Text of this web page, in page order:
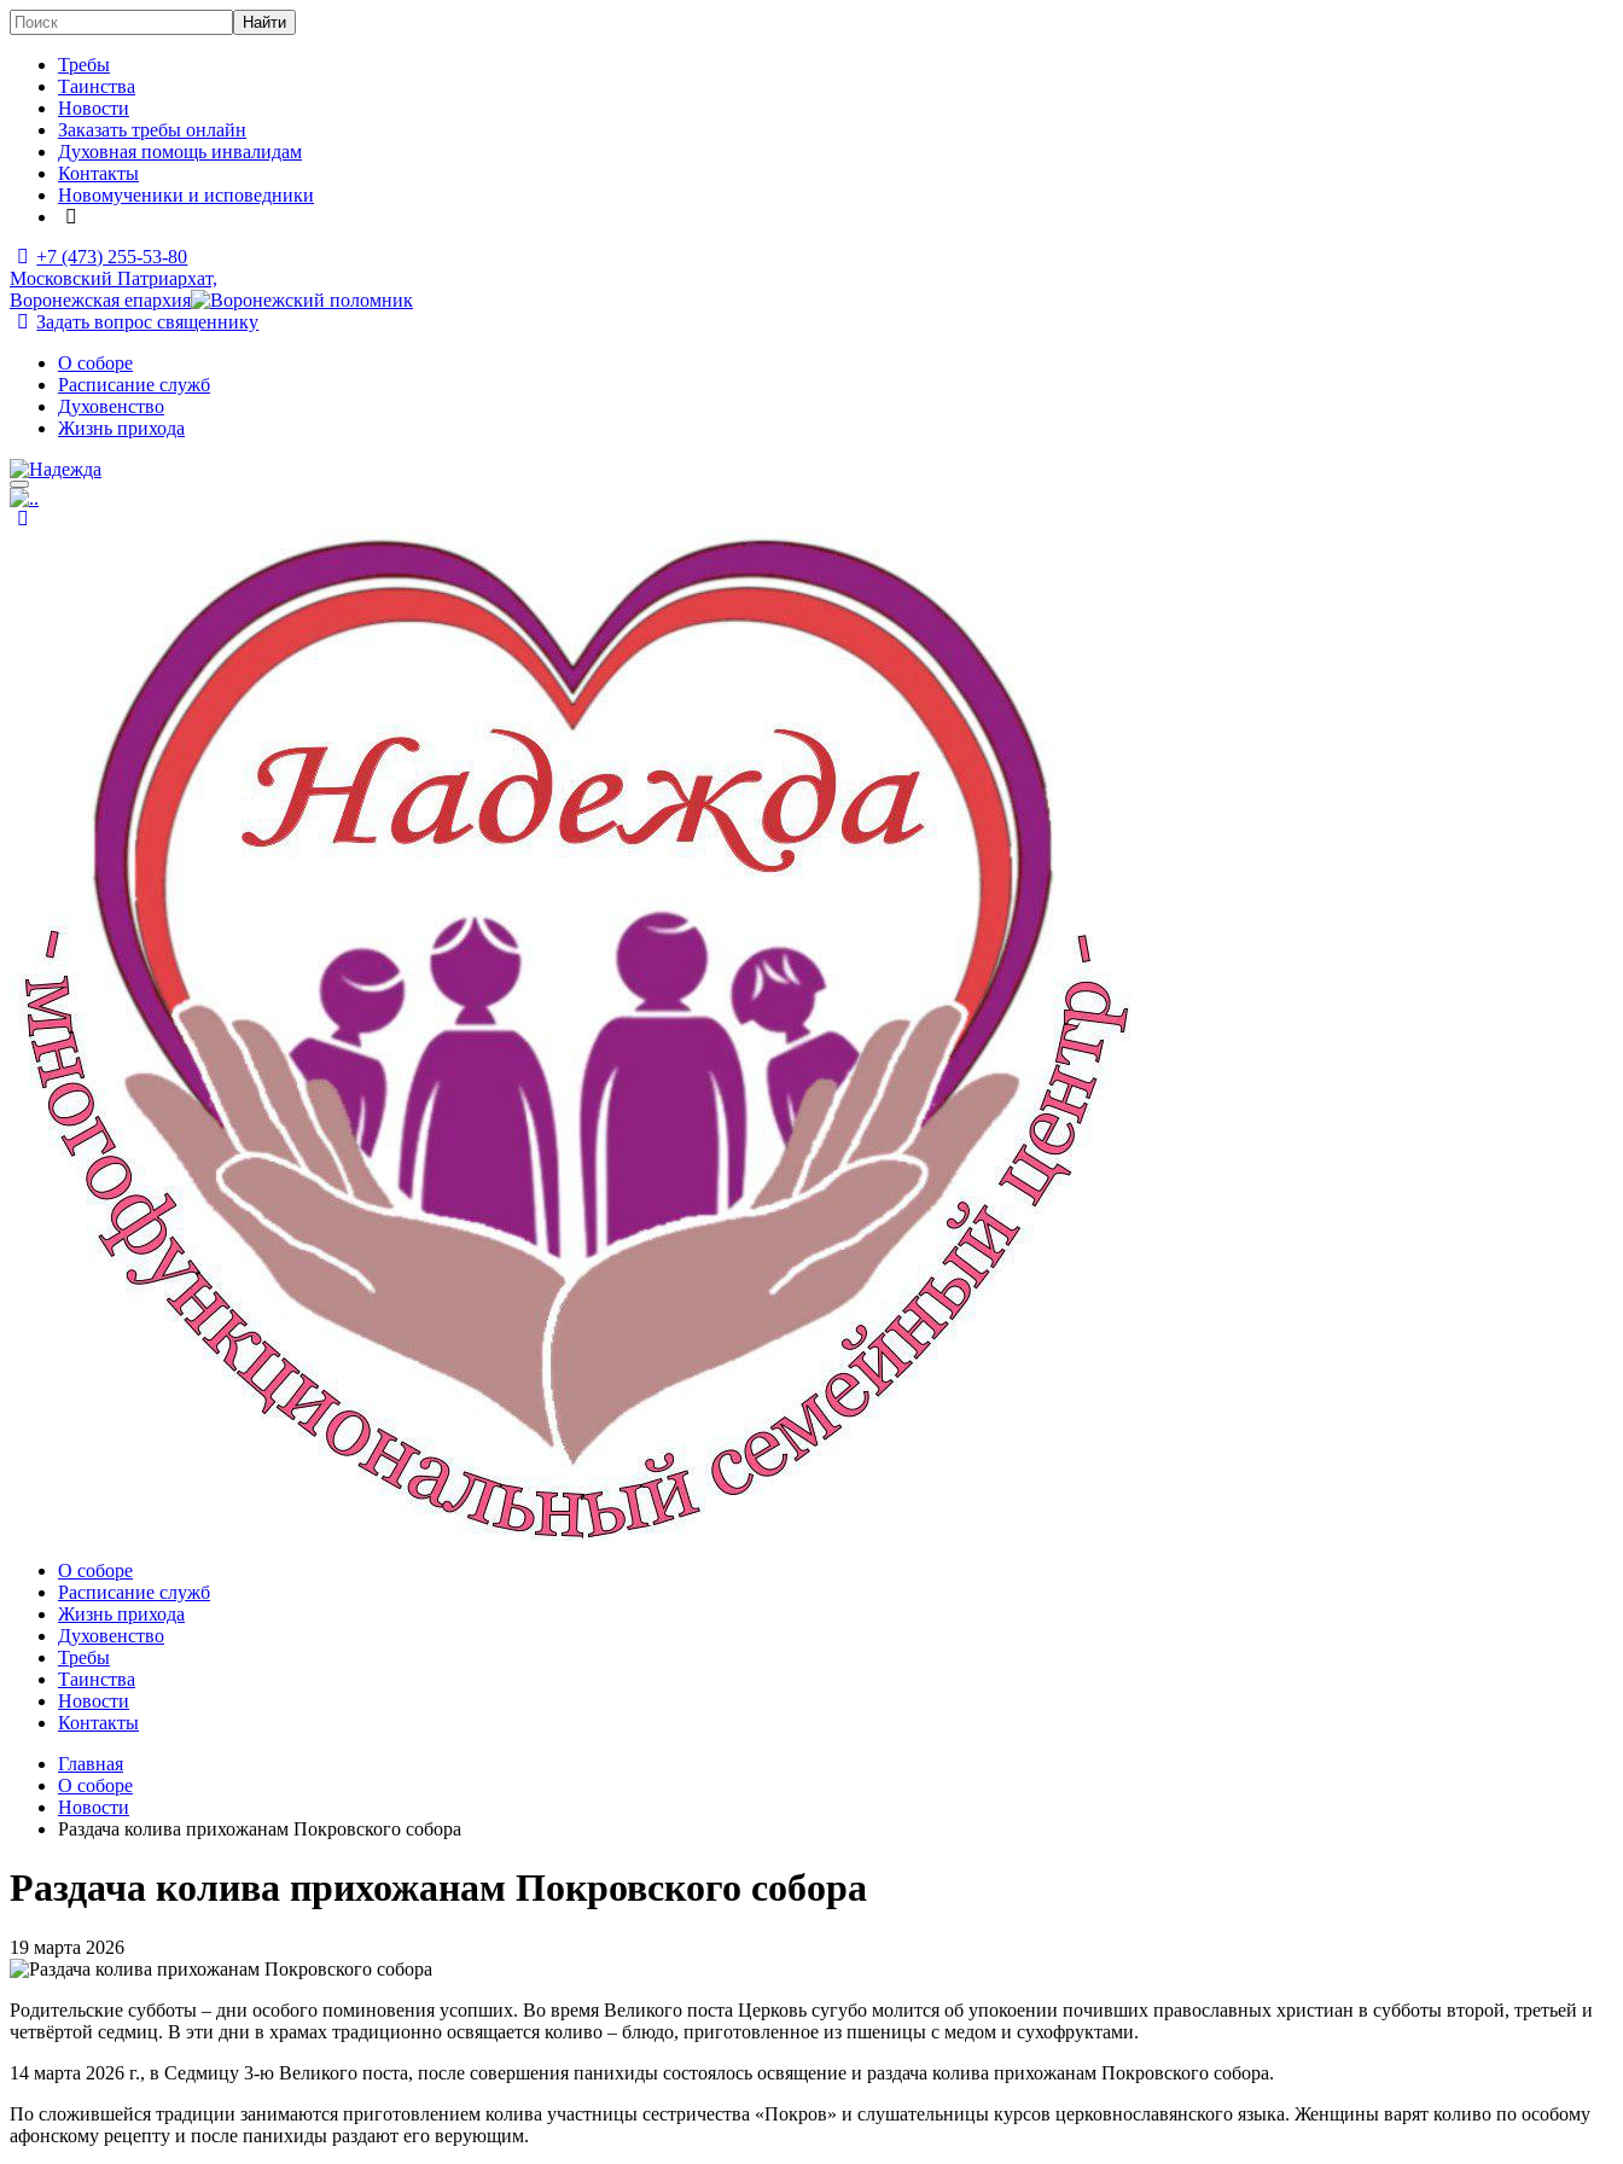
Требы
Таинства
Новости
Заказать требы онлайн
Духовная помощь инвалидам
Контакты
Новомученики и исповедники
+7 (473) 255-53-80
Московский Патриархат,
Воронежская епархия
Задать вопрос священнику
О соборе
Расписание служб
Духовенство
Жизнь прихода
О соборе
Расписание служб
Жизнь прихода
Духовенство
Требы
Таинства
Новости
Контакты
Главная
О соборе
Новости
Раздача колива прихожанам Покровского собора
Раздача колива прихожанам Покровского собора
19 марта 2026
Родительские субботы – дни особого поминовения усопших. Во время Великого поста Церковь сугубо молится об упокоении почивших православных христиан в субботы второй, третьей и
четвёртой седмиц. В эти дни в храмах традиционно освящается коливо – блюдо, приготовленное из пшеницы с медом и сухофруктами.
14 марта 2026 г., в Седмицу 3-ю Великого поста, после совершения панихиды состоялось освящение и раздача колива прихожанам Покровского собора.
По сложившейся традиции занимаются приготовлением колива участницы сестричества «Покров» и слушательницы курсов церковнославянского языка. Женщины варят коливо по особому
афонскому рецепту и после панихиды раздают его верующим.